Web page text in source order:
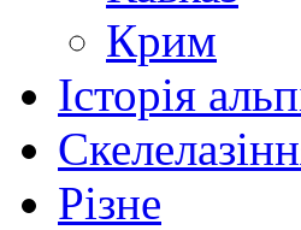
Крим
Історія
Різне